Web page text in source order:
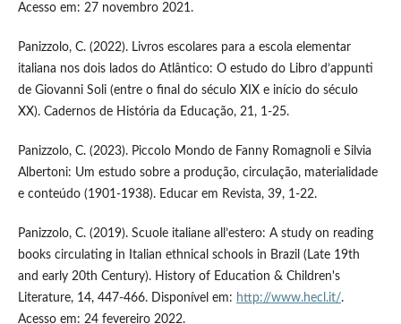
Acesso em: 27 novembro 2021.
Panizzolo, C. (2022). Livros escolares para a escola elementar
italiana nos dois lados do Atlântico: O estudo do Libro d’appunti
de Giovanni Soli (entre o final do século XIX e início do século
XX). Cadernos de História da Educação, 21, 1-25.
Panizzolo, C. (2023). Piccolo Mondo de Fanny Romagnoli e Silvia
Albertoni: Um estudo sobre a produção, circulação, materialidade
e conteúdo (1901-1938). Educar em Revista, 39, 1-22.
Panizzolo, C. (2019). Scuole italiane all’estero: A study on reading
books circulating in Italian ethnical schools in Brazil (Late 19th
and early 20th Century). History of Education & Children's
Literature, 14, 447-466. Disponível em: http://www.hecl.it/.
Acesso em: 24 fevereiro 2022.